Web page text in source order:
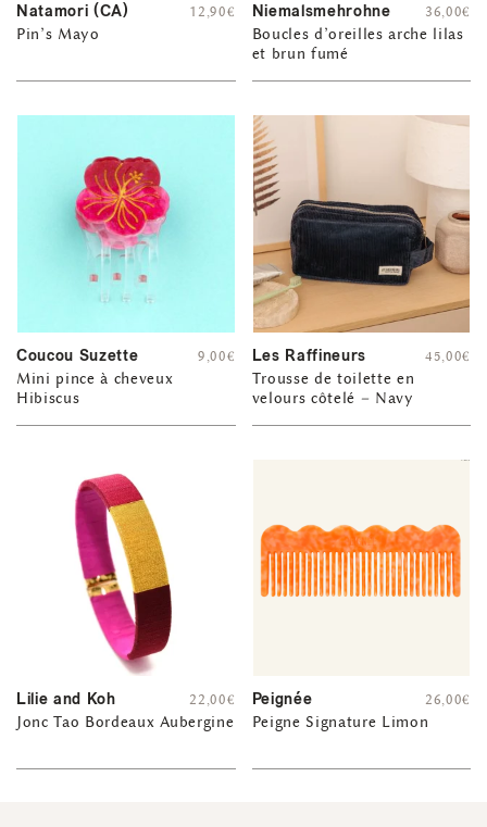
Natamori (CA)
Pin’s Mayo
12,90€ Niemalsmehrohne
Boucles d’oreilles arche lilas
et brun fumé
36,00€
Coucou Suzette
Mini pince à cheveux
Hibiscus
9,00€ Les Raffineurs
Trousse de toilette en
velours côtelé – Navy
45,00€
Lilie and Koh
Jonc Tao Bordeaux Aubergine
22,00€ Peignée
Peigne Signature Limon
26,00€